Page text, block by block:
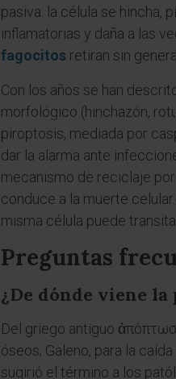
pasiva: la célula se hincha,
inflamatorias y daña a las
fagocitos retiran sin
Con los años se han
morfológico (hinchazón,
piroptosis, mediada por
dar la alarma ante
mecanismo de reciclaje
conduce a la muerte
misma célula puede
Preguntas
¿De dónde viene la
Del griego antiguo
óseos; Galeno, para la
sugirió el término a los